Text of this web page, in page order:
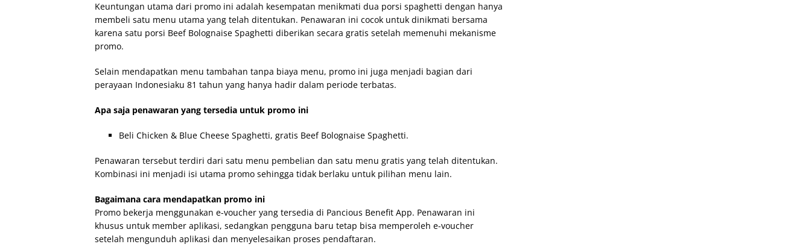
Keuntungan utama dari promo ini adalah kesempatan menikmati dua porsi spaghetti dengan hanya
membeli satu menu utama yang telah ditentukan. Penawaran ini cocok untuk dinikmati bersama
karena satu porsi Beef Bolognaise Spaghetti diberikan secara gratis setelah memenuhi mekanisme
promo.
Selain mendapatkan menu tambahan tanpa biaya menu, promo ini juga menjadi bagian dari
perayaan Indonesiaku 81 tahun yang hanya hadir dalam periode terbatas.
Apa saja penawaran yang tersedia untuk promo ini
Beli Chicken & Blue Cheese Spaghetti, gratis Beef Bolognaise Spaghetti.
Penawaran tersebut terdiri dari satu menu pembelian dan satu menu gratis yang telah ditentukan.
Kombinasi ini menjadi isi utama promo sehingga tidak berlaku untuk pilihan menu lain.
Bagaimana cara mendapatkan promo ini
Promo bekerja menggunakan e-voucher yang tersedia di Pancious Benefit App. Penawaran ini
khusus untuk member aplikasi, sedangkan pengguna baru tetap bisa memperoleh e-voucher
setelah mengunduh aplikasi dan menyelesaikan proses pendaftaran.